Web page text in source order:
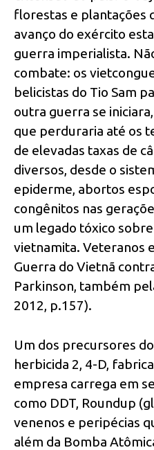
florestas e plantações
avanço do exército
guerra imperialista.
combate: os
belicistas do Tio Sam
outra guerra se
que perduraria até os
de elevadas taxas de
diversos, desde o
epiderme, abortos
congênitos nas
um legado tóxico
vietnamita. Veteranos
Guerra do Vietnã
Parkinson, também
2012, p.157).
Um dos precursores
herbicida 2, 4-D,
empresa carrega em
como DDT, Roundup
venenos e peripécias
além da Bomba